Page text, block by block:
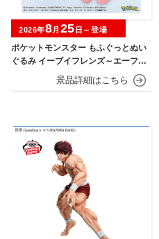
ポケットモンスター もふぐっとぬい
ぐるみ イーブイフレンズ～エーフ
ィ・ニンフィア～おひるねver.
2026年8月 25 日～登場